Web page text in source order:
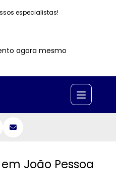
especialistas!
agora mesmo
pessoa
João Pessoa